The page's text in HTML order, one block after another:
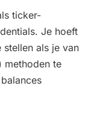
ticker-
Je hoeft
stellen als je van
methoden te